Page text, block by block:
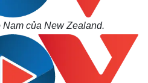
của New Zealand.